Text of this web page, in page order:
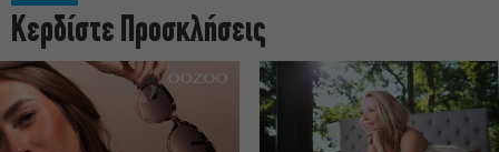
Κερδίστε Προσκλήσεις